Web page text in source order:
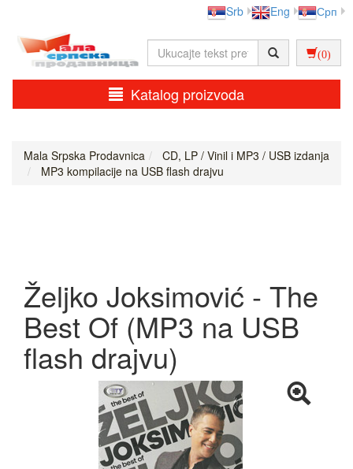
Srb Eng Срп
(0)
Katalog proizvoda
Mala Srpska Prodavnica
CD, LP / Vinil i MP3 / USB izdanja
MP3 kompilacije na USB flash drajvu
Željko Joksimović - The
Best Of (MP3 na USB
flash drajvu)